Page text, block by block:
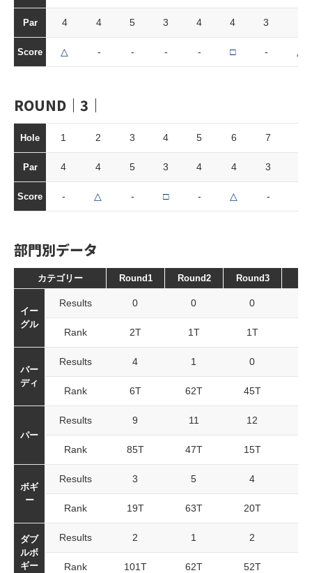
Par 4 4 5 3 4 4 3
Score △ - - - - □ - △
ROUND｜3｜
Hole 1 2 3 4 5 6 7
Par 4 4 5 3 4 4 3
Score - △ - □ - △ -
部門別データ
カテゴリー Round1 Round2 Round3
イー
グル
Results 0 0 0
Rank 2T 1T 1T
バー
ディ
Results 4 1 0
Rank 6T 62T 45T
パー
Results 9 11 12
Rank 85T 47T 15T
ボギ
ー
Results 3 5 4
Rank 19T 63T 20T
ダブ
ルボ
ギー
Results 2 1 2
Rank 101T 62T 52T